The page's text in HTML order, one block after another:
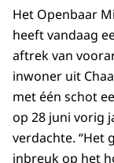
Het Openbaar
heeft vandaag
aftrek van
inwoner uit
met één schot
op 28 juni vorig
verdachte. “Het
inbreuk op het